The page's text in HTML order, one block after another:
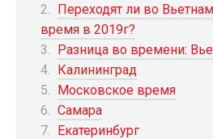
Переходят ли во
время в 2019г?
Разница во времени:
Калининград
Московское время
Самара
Екатеринбург